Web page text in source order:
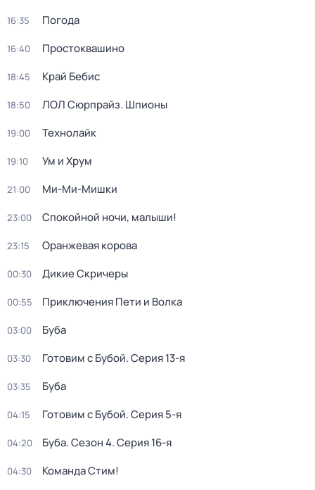
16:35 Погода
16:40 Простоквашино
18:45 Край Бебис
18:50 ЛОЛ Сюрпрайз. Шпионы
19:00 Технолайк
19:10 Ум и Хрум
21:00 Ми-Ми-Мишки
23:00 Спокойной ночи, малыши!
23:15 Оранжевая корова
00:30 Дикие Скричеры
00:55 Приключения Пети и Волка
03:00 Буба
03:30 Готовим с Бубой. Серия 13-я
03:35 Буба
04:15 Готовим с Бубой. Серия 5-я
04:20 Буба. Сезон 4. Серия 16-я
04:30 Команда Стим!